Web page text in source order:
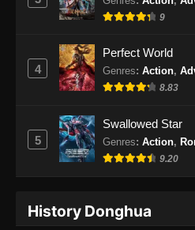
9
4
Perfect World
Genres: Action,
8.83
5
Swallowed Star
Genres: Action,
9.20
History Donghua